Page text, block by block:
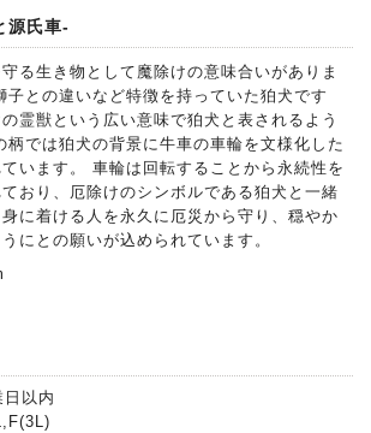
源氏車-
る生き物として魔除けの意味合いがありま
子との違いなど特徴を持っていた狛犬です
霊獣という広い意味で狛犬と表されるよう
柄では狛犬の背景に牛車の車輪を文様化した
ています。 車輪は回転することから永続性を
おり、厄除けのシンボルである狛犬と一緒
に着ける人を永久に厄災から守り、穏やか
にとの願いが込められています。
以内